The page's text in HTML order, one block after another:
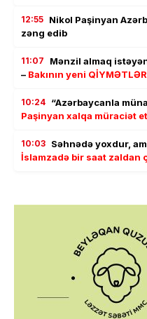
12:55 Nikol Paşinyan
zəng edib
11:07
Mənzil almaq
– Bakının yeni
10:24 “Azərbaycanla
Paşinyan xalqa müraciət
10:03 Səhnədə yoxdur,
İslamzadə bir saat zaldan